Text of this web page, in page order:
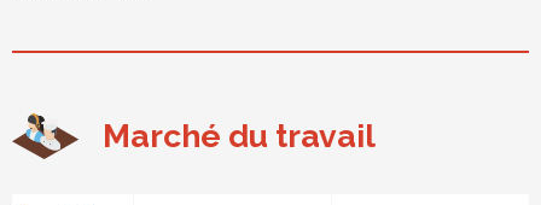
Marché du travail